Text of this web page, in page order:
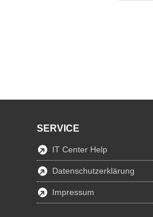
SERVICE
IT Center Help
Datenschutzerklärung
Impressum